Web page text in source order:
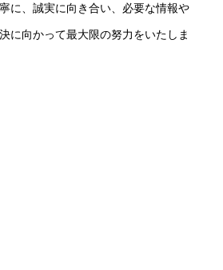
に、誠実に向き合い、必要な情報や
に向かって最大限の努力をいたしま